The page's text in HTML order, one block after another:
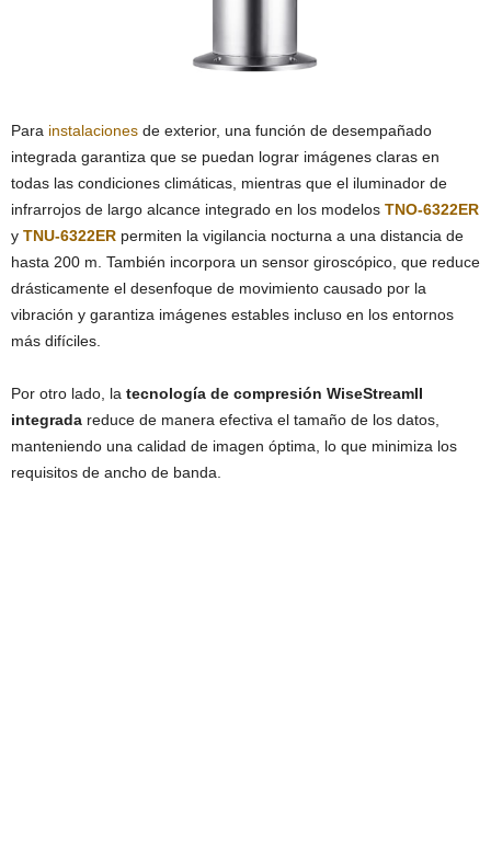
Para instalaciones de exterior, una función de desempañado
integrada garantiza que se puedan lograr imágenes claras en
todas las condiciones climáticas, mientras que el iluminador de
infrarrojos de largo alcance integrado en los modelos TNO-6322ER
y TNU-6322ER permiten la vigilancia nocturna a una distancia de
hasta 200 m. También incorpora un sensor giroscópico, que reduce
drásticamente el desenfoque de movimiento causado por la
vibración y garantiza imágenes estables incluso en los entornos
más difíciles.
Por otro lado, la tecnología de compresión WiseStreamII
integrada reduce de manera efectiva el tamaño de los datos,
manteniendo una calidad de imagen óptima, lo que minimiza los
requisitos de ancho de banda.